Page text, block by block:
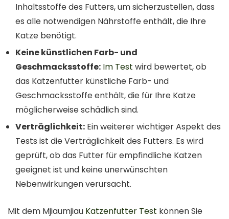
Inhaltsstoffe des Futters, um sicherzustellen, dass
es alle notwendigen Nährstoffe enthält, die Ihre
Katze benötigt.
Keine künstlichen Farb- und
Geschmacksstoffe: Im Test wird bewertet, ob
das Katzenfutter künstliche Farb- und
Geschmacksstoffe enthält, die für Ihre Katze
möglicherweise schädlich sind.
Verträglichkeit: Ein weiterer wichtiger Aspekt des
Tests ist die Verträglichkeit des Futters. Es wird
geprüft, ob das Futter für empfindliche Katzen
geeignet ist und keine unerwünschten
Nebenwirkungen verursacht.
Mit dem Mjiaumjiau Katzenfutter Test können Sie